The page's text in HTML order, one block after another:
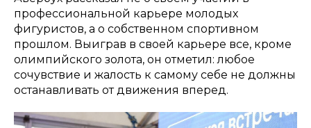
профессиональной карьере молодых
фигуристов, а о собственном спортивном
прошлом. Выиграв в своей карьере все, кроме
олимпийского золота, он отметил: любое
сочувствие и жалость к самому себе не должны
останавливать от движения вперед.